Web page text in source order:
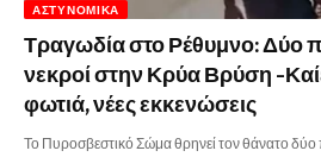
ΑΣΤΥΝΟΜΙΚΆ
Τραγωδία στο Ρέθυμνο: Δύο
νεκροί στην Κρύα Βρύση -
φωτιά, νέες εκκενώσεις
Το Πυροσβεστικό Σώμα θρηνεί τον θάνατο